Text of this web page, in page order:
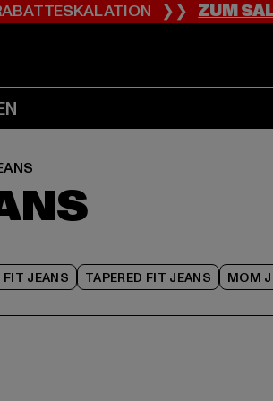
❯❯ZUM
JEANS TAPERED FIT JEANS MOM